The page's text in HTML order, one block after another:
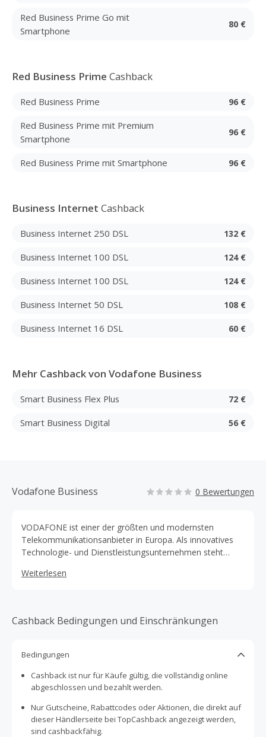
Red Business Prime Go mit
Smartphone
80 €
Red Business Prime Cashback
Red Business Prime 96 €
Red Business Prime mit Premium
Smartphone
96 €
Red Business Prime mit Smartphone 96 €
Business Internet Cashback
Business Internet 250 DSL 132 €
Business Internet 100 DSL 124 €
Business Internet 100 DSL 124 €
Business Internet 50 DSL 108 €
Business Internet 16 DSL 60 €
Mehr Cashback von Vodafone Business
Smart Business Flex Plus 72 €
Smart Business Digital 56 €
Vodafone Business 0 Bewertungen
VODAFONE ist einer der größten und modernsten
Telekommunikationsanbieter in Europa. Als innovatives
Technologie- und Dienstleistungsunternehmen steht
einer Hand: Mobilfunk und Festnetztelefonie sowie
Weiterlesen
Cashback Bedingungen und Einschränkungen
Bedingungen
Cashback ist nur für Käufe gültig, die vollständig online
abgeschlossen und bezahlt werden.
Nur Gutscheine, Rabattcodes oder Aktionen, die direkt auf
dieser Händlerseite bei TopCashback angezeigt werden,
sind cashbackfähig.